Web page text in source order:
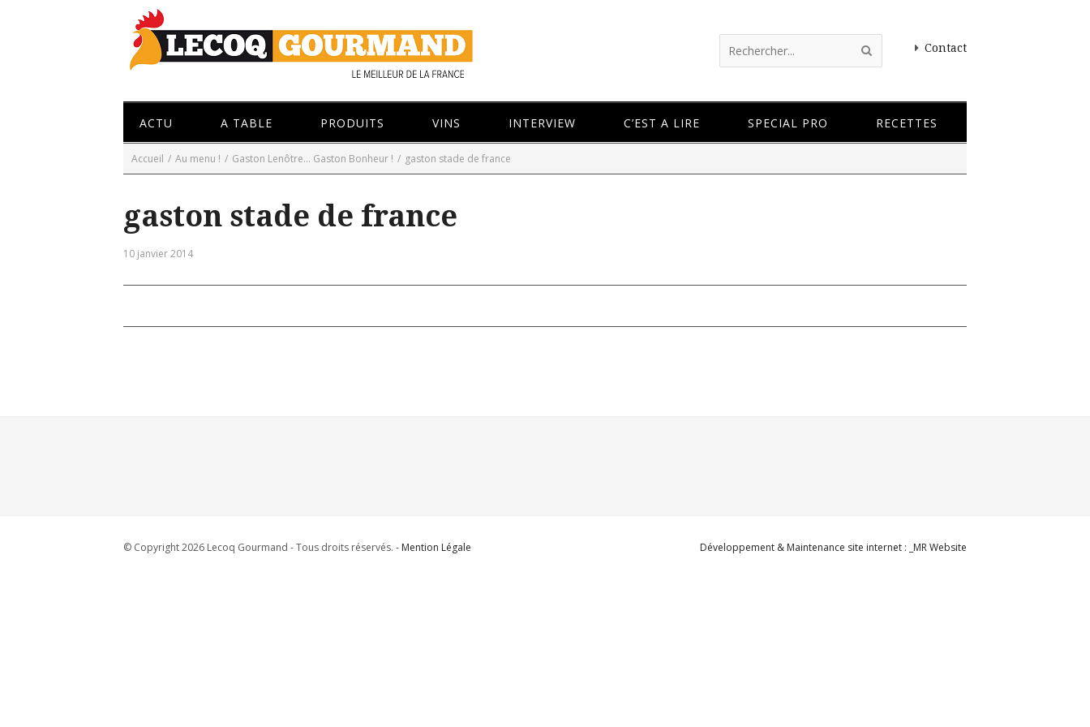
Contact
ACTU A TABLE PRODUITS VINS INTERVIEW C’EST A LIRE SPECIAL PRO RECETTES
Accueil / Au menu ! / Gaston Lenôtre... Gaston Bonheur ! / gaston stade de france
gaston stade de france
10 janvier 2014
© Copyright 2026 Lecoq Gourmand - Tous droits réservés. - Mention Légale Développement & Maintenance site internet : _MR Website